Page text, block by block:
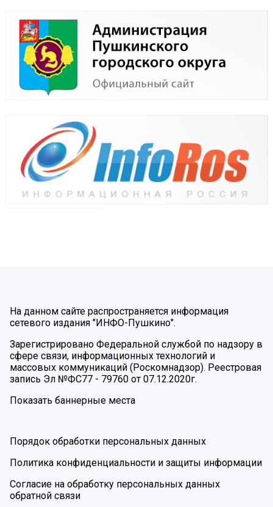
На данном сайте распространяется информация
сетевого издания "ИНФО-Пушкино".
Зарегистрировано Федеральной службой по надзору в
сфере связи, информационных технологий и
массовых коммуникаций (Роскомнадзор). Реестровая
запись Эл №ФС77 - 79760 от 07.12.2020г.
Показать баннерные места
Порядок обработки персональных данных
Политика конфиденциальности и защиты информации
Согласие на обработку персональных данных
обратной связи